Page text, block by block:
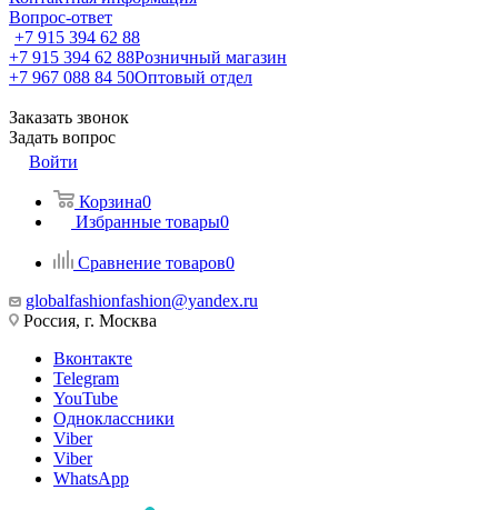
Вопрос-ответ
+7 915 394 62 88
+7 915 394 62 88Розничный магазин
+7 967 088 84 50Оптовый отдел
Заказать звонок
Задать вопрос
Войти
Корзина0
Избранные товары0
Сравнение товаров0
globalfashionfashion@yandex.ru
Россия, г. Москва
Вконтакте
Telegram
YouTube
Одноклассники
Viber
Viber
WhatsApp